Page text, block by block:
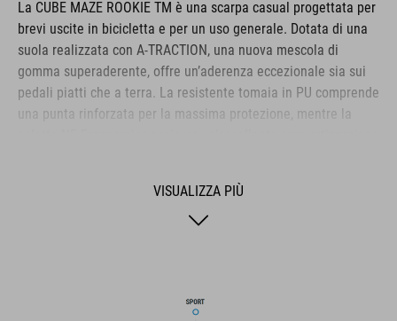
La CUBE MAZE ROOKIE TM è una scarpa casual progettata per
brevi uscite in bicicletta e per un uso generale. Dotata di una
suola realizzata con A-TRACTION, una nuova mescola di
gomma superaderente, offre un’aderenza eccezionale sia sui
pedali piatti che a terra. La resistente tomaia in PU comprende
una punta rinforzata per la massima protezione, mentre la
VISUALIZZA PIÙ